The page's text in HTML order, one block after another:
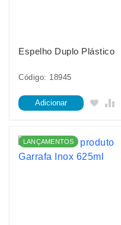
Espelho Duplo Plástico
Código: 18945
Adicionar
LANÇAMENTOS